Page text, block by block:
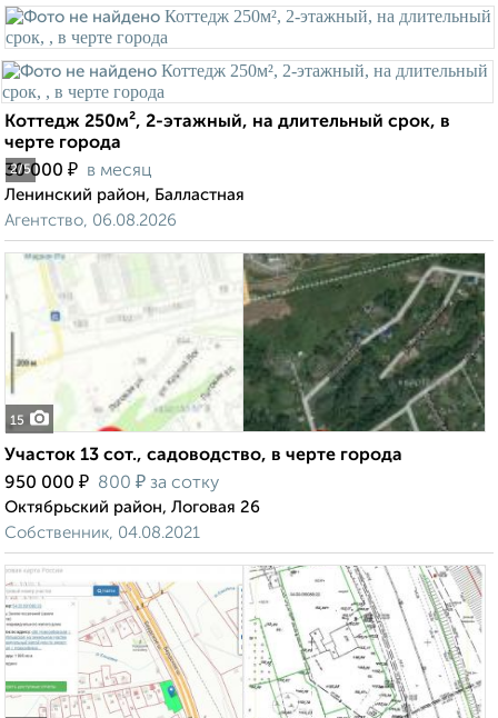
2/5
Коттедж 250м², 2-этажный, на длительный срок, в
черте города
30 000 ₽ в месяц
Ленинский район, Балластная
Агентство, 06.08.2026
15
Участок 13 сот., садоводство, в черте города
950 000 ₽ 800 ₽ за сотку
Октябрьский район, Логовая 26
Собственник, 04.08.2021